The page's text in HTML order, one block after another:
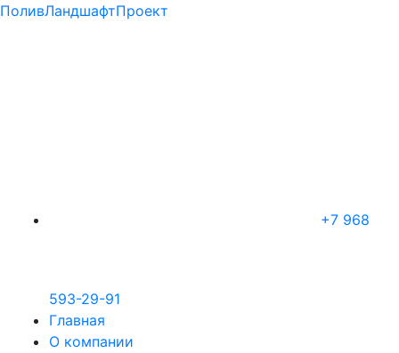
ПоливЛандшафтПроект
+7 968
593-29-91
Главная
О компании